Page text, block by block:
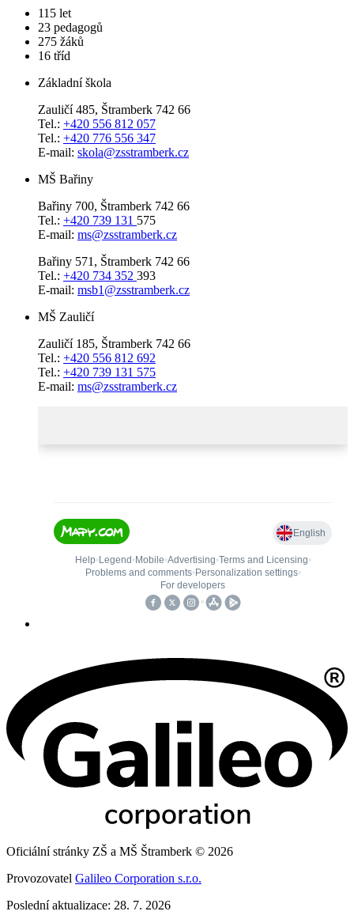
​115 let
23 pedagogů
275 žáků
16 tříd
Základní škola
Zauličí 485, Štramberk 742 66
Tel.: +420 556 812 057
Tel.: +420 776 556 347
E-mail: skola@zsstramberk.cz
MŠ Bařiny
Bařiny 700, Štramberk 742 66
Tel.: +420 739 131 575
E-mail: ms@zsstramberk.cz
Bařiny 571, Štramberk 742 66
Tel.: +420 734 352 393
E-mail: msb1@zsstramberk.cz
MŠ Zauličí
Zauličí 185, Štramberk 742 66
Tel.: +420 556 812 692
Tel.: +420 739 131 575
E-mail: ms@zsstramberk.cz
Oficiální stránky ZŠ a MŠ Štramberk © 2026
Provozovatel Galileo Corporation s.r.o.
Poslední aktualizace: 28. 7. 2026